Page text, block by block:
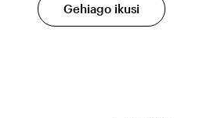
Gehiago ikusi